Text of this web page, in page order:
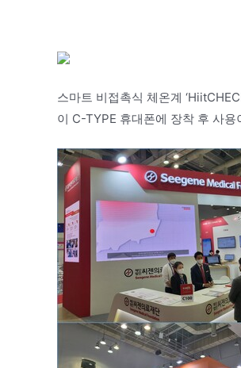
스마트 비접촉식 체온계
이 C-TYPE 휴대폰에 장착 후 사